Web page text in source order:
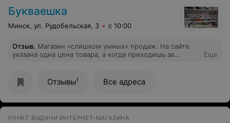
Букваешка
Минск, ул. Рудобельская, 3 с 10:00
Отзыв. Магазин «слишком умных» продаж. На сайте
указана одна цена товара, а когда приходишь за
политика руководства». С таким подходом далеко не
уйдете!
Еще
Отзывы1 Все адреса
ПУНКТ ВЫДАЧИ ИНТЕРНЕТ-МАГАЗИНА